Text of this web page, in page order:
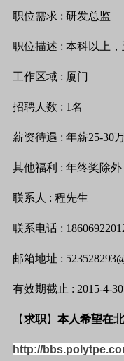
职位需求 : 研发总监
职位描述 : 本科以上
工作区域 : 厦门
招聘人数 : 1名
薪资待遇 : 年薪25-30
其他福利 : 年终奖除外
联系人 : 程先生
联系电话 :
邮箱地址 :
有效期截止 : 2015-4-30
【求职】 本人希望在
http://